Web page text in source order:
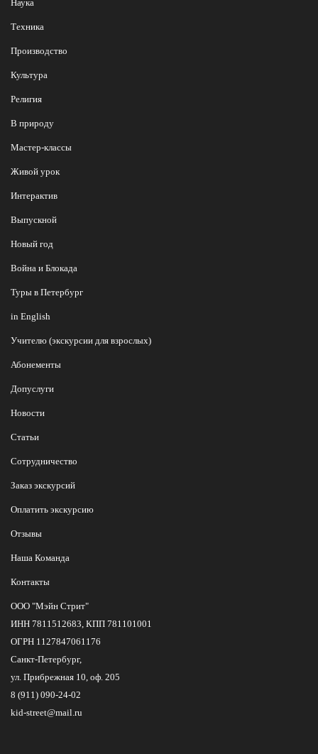
Наука
Техника
Производство
Культура
Религия
В природу
Мастер-классы
Живой урок
Интерактив
Выпускной
Новый год
Война и Блокада
Туры в Петербург
in English
Учителю (экскурсии для взрослых)
Абонементы
Допуслуги
Новости
Статьи
Сотрудничество
Заказ экскурсий
Оплатить экскурсию
Отзывы
Наша Команда
Контакты
ООО "Мэйн Стрит"
ИНН 7811512683, КПП 781101001
ОГРН 1127847061176
Санкт-Петербург,
ул. Прибрежная 10, оф. 205
8 (911) 090-24-02
kid-street@mail.ru